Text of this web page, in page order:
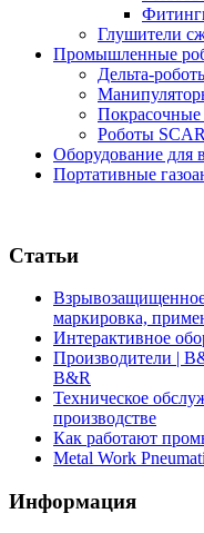
Глушители
Промышленные
Дельта-
Роботы
Оборудование для
Портативные
Статьи
маркировка,
Интерактивное
Производители |
B&R
Техническое
производстве
Как работают
Metal Work
Информация